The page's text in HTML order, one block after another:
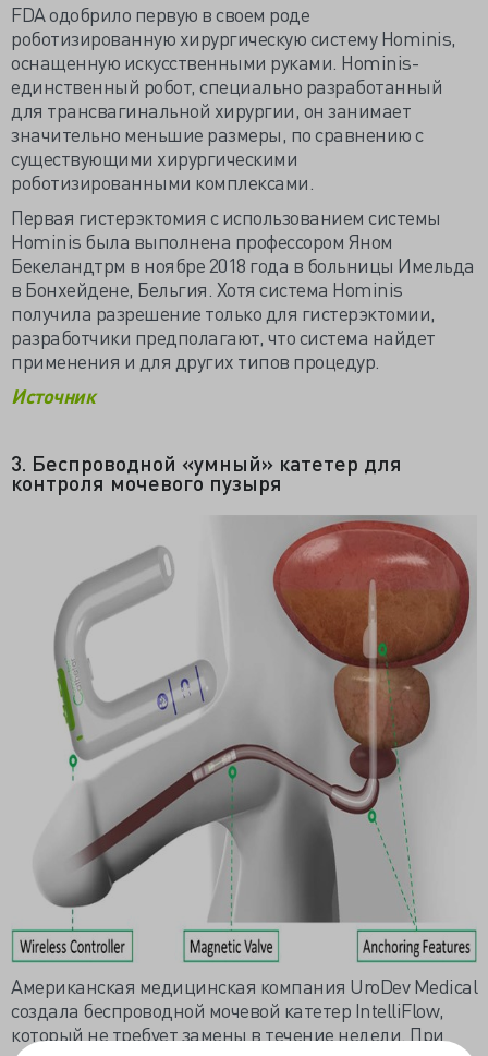
FDA одобрило первую в своем роде
роботизированную хирургическую систему Hominis,
оснащенную искусственными руками. Hominis-
единственный робот, специально разработанный
для трансвагинальной хирургии, он занимает
значительно меньшие размеры, по сравнению с
существующими хирургическими
роботизированными комплексами.
Первая гистерэктомия с использованием системы
Hominis была выполнена профессором Яном
Бекеландтрм в ноябре 2018 года в больницы Имельда
в Бонхейдене, Бельгия. Хотя система Hominis
получила разрешение только для гистерэктомии,
разработчики предполагают, что система найдет
применения и для других типов процедур.
Источник
3. Беспроводной «умный» катетер для
контроля мочевого пузыря
Американская медицинская компания UroDev Medical
создала беспроводной мочевой катетер IntelliFlow,
который не требует замены в течение недели. При